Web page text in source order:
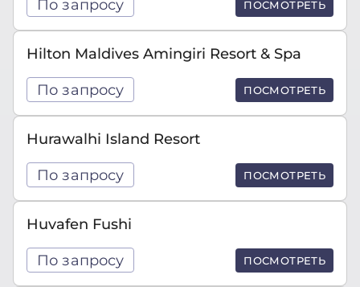
По запросу ПОСМОТРЕТЬ
Hilton Maldives Amingiri Resort & Spa
По запросу ПОСМОТРЕТЬ
Hurawalhi Island Resort
По запросу ПОСМОТРЕТЬ
Huvafen Fushi
По запросу ПОСМОТРЕТЬ